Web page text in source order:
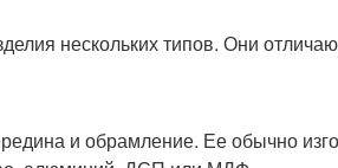
нескольких типов. Они
и обрамление. Ее обычно